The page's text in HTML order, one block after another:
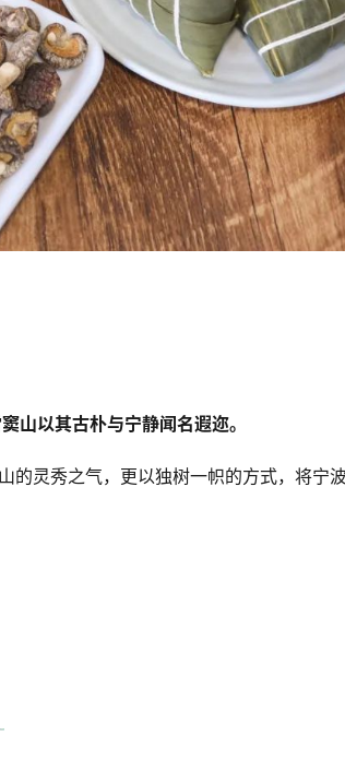
以其古朴与宁静闻名遐迩。
的灵秀之气，更以独树一帜的方式，将宁